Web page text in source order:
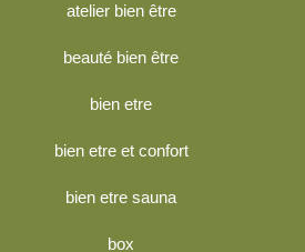
atelier bien être
beauté bien être
bien etre
bien etre et confort
bien etre sauna
box